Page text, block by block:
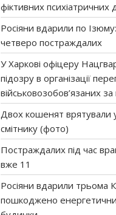
фіктивних психіатричних
Росіяни вдарили по
четверо постраждалих
У Харкові офіцеру
підозру в організації
військовозобов’язаних
Двох кошенят врятували
смітнику (фото)
Постраждалих під час
вже 11
Росіяни вдарили трьома
пошкоджено